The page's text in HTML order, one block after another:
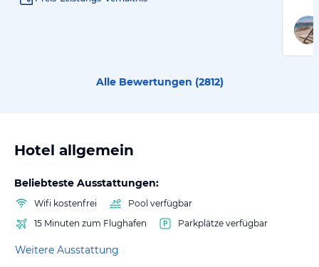
Alle Bewertungen (2812)
Hotel allgemein
Beliebteste Ausstattungen:
Wifi kostenfrei
Pool verfügbar
15 Minuten zum Flughafen
Parkplätze verfügbar
Weitere Ausstattung